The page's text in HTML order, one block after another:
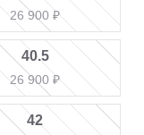
26 900 ₽
40.5
26 900 ₽
42